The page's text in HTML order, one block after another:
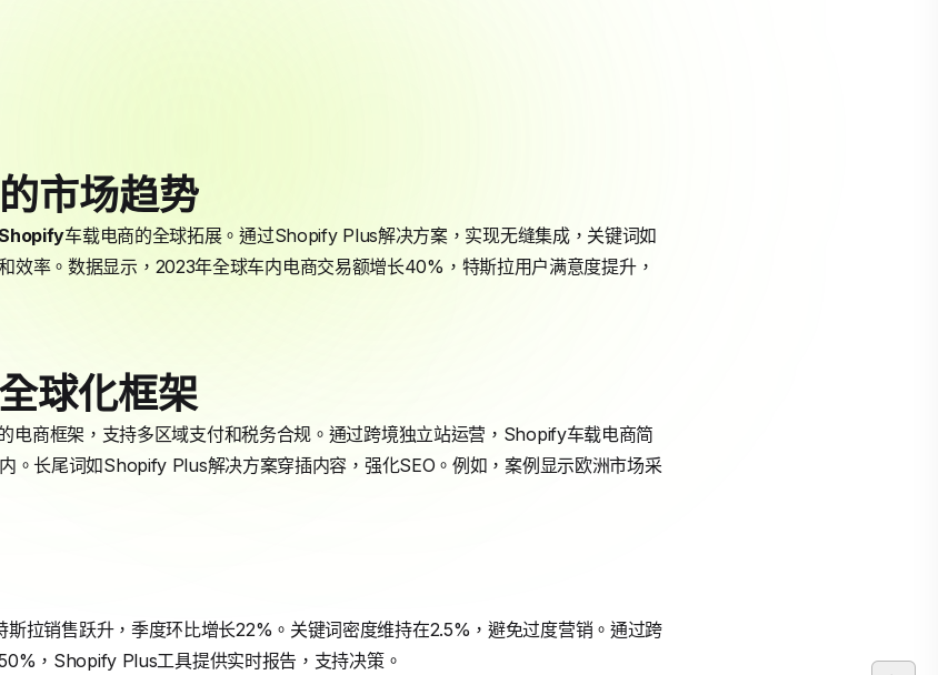
市场趋势
车载电商的全球拓展。通过Shopify Plus解决方案，实现无缝集成，关键词如
效率。数据显示，2023年全球车内电商交易额增长40%，特斯拉用户满意度提升，
球化框架
电商框架，支持多区域支付和税务合规。通过跨境独立站运营，Shopify车载电商简
。长尾词如Shopify Plus解决方案穿插内容，强化SEO。例如，案例显示欧洲市场采
拉销售跃升，季度环比增长22%。关键词密度维持在2.5%，避免过度营销。通过跨
，Shopify Plus工具提供实时报告，支持决策。